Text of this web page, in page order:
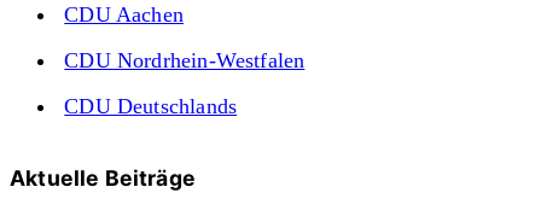
CDU Aachen
CDU Nordrhein-Westfalen
CDU Deutschlands
Aktuelle Beiträge